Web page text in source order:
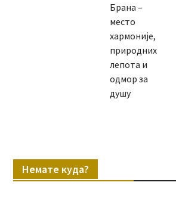
Брана –
место
хармоније,
природних
лепота и
одмор за
душу
Немате куда?